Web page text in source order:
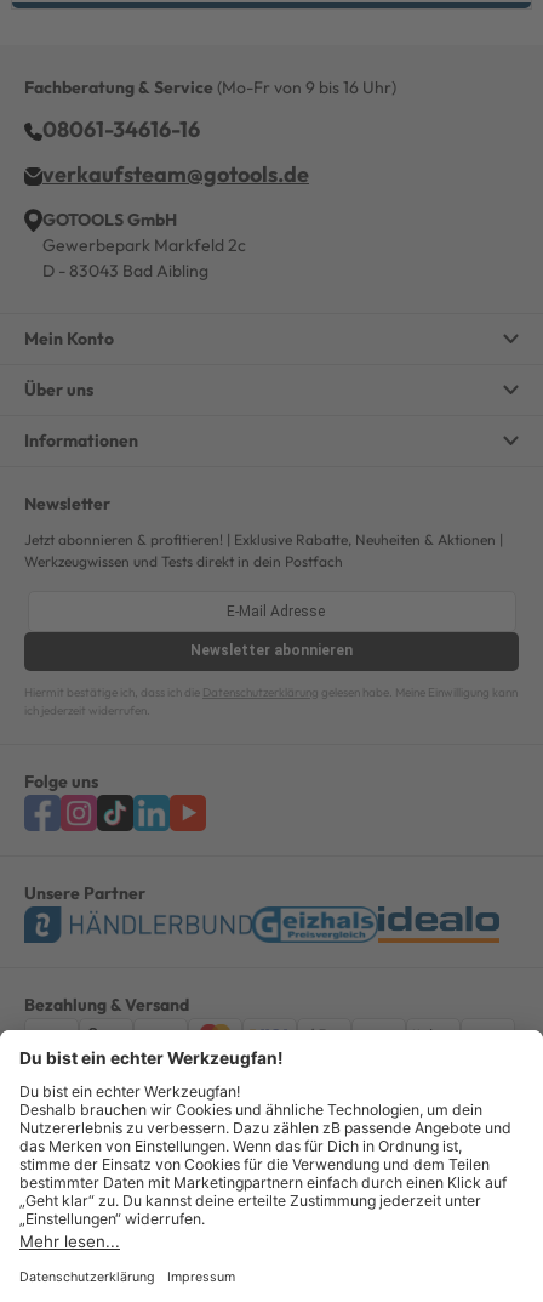
Fachberatung & Service (Mo-Fr von 9 bis 16 Uhr)
08061-34616-16
verkaufsteam@gotools.de
GOTOOLS GmbH
Gewerbepark Markfeld 2c
D - 83043 Bad Aibling
Mein Konto
Über uns
Informationen
Newsletter
Jetzt abonnieren & profitieren! | Exklusive Rabatte, Neuheiten & Aktionen |
Werkzeugwissen und Tests direkt in dein Postfach
Newsletter abonnieren
Hiermit bestätige ich, dass ich die Datenschutzerklärung gelesen habe. Meine Einwilligung kann
ich jederzeit widerrufen.
Folge uns
Unsere Partner
Bezahlung & Versand
ImpressumAGBDatenschutzWiderruf Vertrag widerrufen
Alle Preise verstehen sich inkl. ges. MwSt. *Kostenloser Versand innerhalb
Deutschlands, bei Bestellungen ab 100,00 Euro.
© Copyright 2026 GOTOOLS GmbH - Alle Rechte vorbehalten. powered by
createyourtemplate